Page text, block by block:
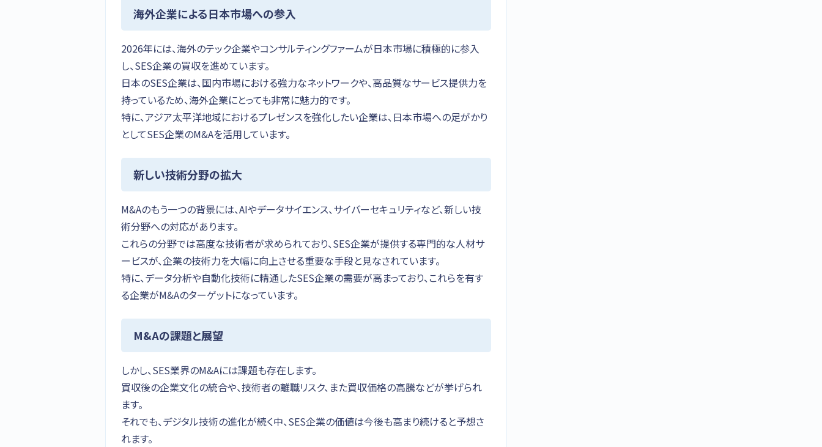
海外企業による日本市場への参入
2026年には、海外のテック企業やコンサルティングファームが日本市場に積極的に参入
し、SES企業の買収を進めています。
日本のSES企業は、国内市場における強力なネットワークや、高品質なサービス提供力を
持っているため、海外企業にとっても非常に魅力的です。
特に、アジア太平洋地域におけるプレゼンスを強化したい企業は、日本市場への足がかり
としてSES企業のM&Aを活用しています。
新しい技術分野の拡大
M&Aのもう一つの背景には、AIやデータサイエンス、サイバーセキュリティなど、新しい技
術分野への対応があります。
これらの分野では高度な技術者が求められており、SES企業が提供する専門的な人材サ
ービスが、企業の技術力を大幅に向上させる重要な手段と見なされています。
特に、データ分析や自動化技術に精通したSES企業の需要が高まっており、これらを有す
る企業がM&Aのターゲットになっています。
M&Aの課題と展望
しかし、SES業界のM&Aには課題も存在します。
買収後の企業文化の統合や、技術者の離職リスク、また買収価格の高騰などが挙げられ
ます。
それでも、デジタル技術の進化が続く中、SES企業の価値は今後も高まり続けると予想さ
れます。